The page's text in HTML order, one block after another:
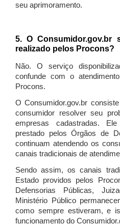
seu aprimoramento.
5. O Consumidor.gov.br
realizado pelos Procons?
Não. O serviço
confunde com o
Procons.
O Consumidor.gov.br
consumidor resolver seu
empresas cadastradas.
prestado pelos Órgãos de
continuam atendendo os
canais tradicionais de
Sendo assim, os canais
Estado providos pelos
Defensorias Públicas,
Ministério Público
como sempre estiveram, e
funcionamento do